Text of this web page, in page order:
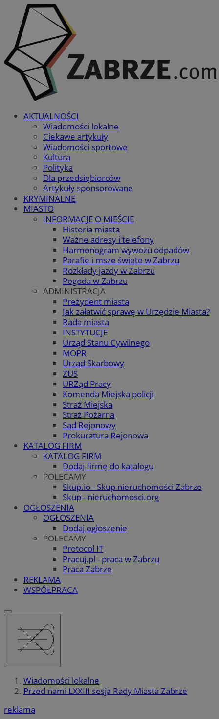
AKTUALNOŚCI
Wiadomości lokalne
Ciekawe artykuły
Wiadomości sportowe
Kultura
Polityka
Dla przedsiębiorców
Artykuły sponsorowane
KRYMINALNE
MIASTO
INFORMACJE O MIEŚCIE
Historia miasta
Ważne adresy i telefony
Harmonogram wywozu odpadów
Parafie i msze święte w Zabrzu
Rozkłady jazdy w Zabrzu
Pogoda w Zabrzu
ADMINISTRACJA
Prezydent miasta
Jak załatwić sprawę w Urzędzie Miasta?
Rada miasta
INSTYTUCJE
Urząd Stanu Cywilnego
MOPR
Urząd Skarbowy
ZUS
URZąd Pracy
Komenda Miejska policji
Straż Miejska
Straż Pożarna
Sąd Rejonowy
Prokuratura Rejonowa
KATALOG FIRM
KATALOG FIRM
Dodaj firmę do katalogu
POLECAMY
Skup.io - Skup nieruchomości Zabrze
Skup - nieruchomosci.org
OGŁOSZENIA
OGŁOSZENIA
Dodaj ogłoszenie
POLECAMY
Protocol IT
Pracuj.pl - praca w Zabrzu
Praca Zabrze
REKLAMA
WSPÓŁPRACA
Wiadomości lokalne
Przed nami LXXIII sesja Rady Miasta Zabrze
reklama